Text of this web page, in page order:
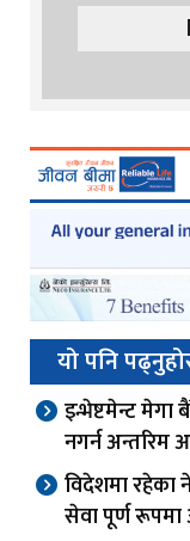
यो पनि
इन्भेष्टमेन्ट
नगर्न अन्तरिम
विदेशमा रहेका
सेवा पूर्ण